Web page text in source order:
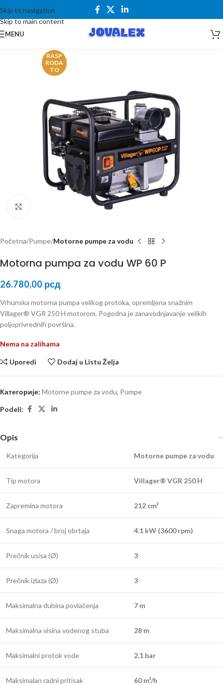
Skip to navigation
Skip to main content
MENU
RASP
RODA
TO
Početna Pumpe Motorne pumpe za vodu
Motorna pumpa za vodu WP 60 P
26.780,00 рсд
Vrhunska motorna pumpa velikog protoka, opremljena snažnim
Villager® VGR 250 H motorom. Pogodna je zanavodnjavanje velikih
poljoprivrednih površina.
Nema na zalihama
Uporedi Dodaj u Listu Želja
Категорије: Motorne pumpe za vodu, Pumpe
Podeli:
Opis
Kategorija Motorne pumpe za vodu
Tip motora Villager® VGR 250 H
Zapremina motora 212 cm³
Snaga motora / broj obrtaja 4.1 kW (3600 rpm)
Prečnik usisa (Ø) 3
Prečnik izlaza (Ø) 3
Maksimalna dubina povlačenja 7 m
Maksimalna visina vodenog stuba 28 m
Maksimalni protok vode 2.1 bar
Maksimalan radni pritisak 60 m³/h